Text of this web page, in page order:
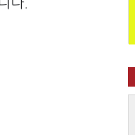
다.